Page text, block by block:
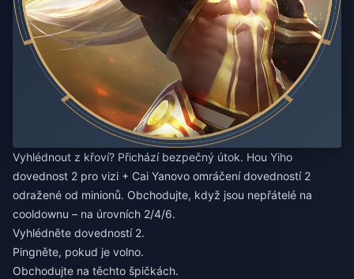
Vyhlédnout z křoví? Přichází bezpečný útok. Hou Yiho
dovednost 2 pro vizi + Cai Yanovo omráčení dovedností 2
odražené od minionů. Obchodujte, když jsou nepřátelé na
cooldownu – na úrovních 2/4/6.
Vyhlédněte dovedností 2.
Pingněte, pokud je volno.
Obchodujte na těchto špičkách.